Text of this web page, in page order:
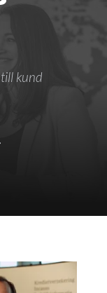
kund